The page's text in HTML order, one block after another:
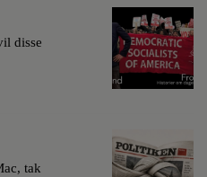
disse
tak